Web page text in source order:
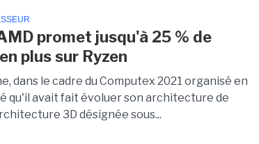
promet jusqu'à 25 % de
plus sur Ryzen
dans le cadre du Computex 2021 organisé en
qu'il avait fait évoluer son architecture de
3D désignée sous...